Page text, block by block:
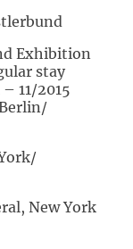
Exhibition
stay
11/2015
New York